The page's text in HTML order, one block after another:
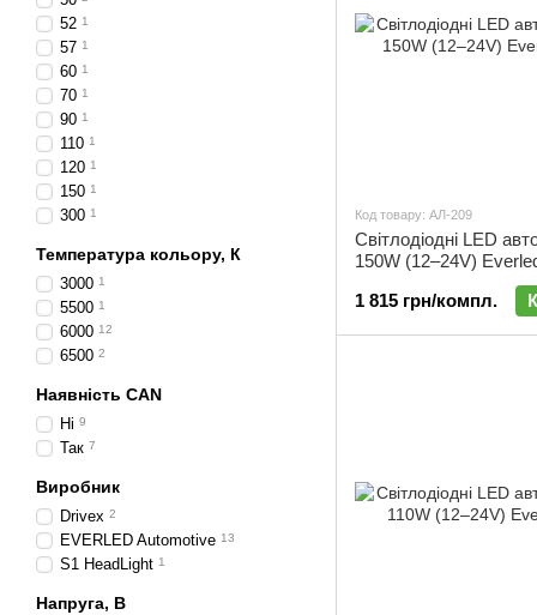
Код товару: АЛ-209
Світлодіодні LED
150W (12–24V)
комплект 2 шт | АЛ-
1 815 грн/компл.
52 1
57 1
60 1
70 1
90 1
110 1
120 1
150 1
300 1
Температура кольору, К
3000 1
5500 1
6000 12
6500 2
Наявність CAN
Ні 9
Так 7
Виробник
Drivex 2
EVERLED Automotive 13
S1 HeadLight 1
Напруга, В